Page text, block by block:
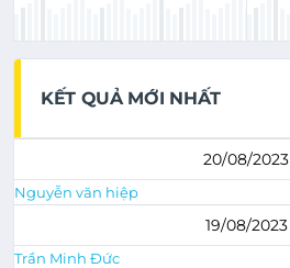
KẾT QUẢ MỚI NHẤT
20/08/2023
Nguyễn văn hiệp
19/08/2023
Trần Minh Đức